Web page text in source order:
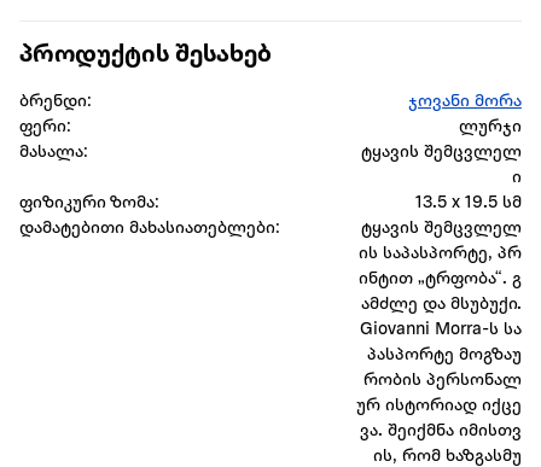
პროდუქტის შესახებ
ბრენდი:
ჯოვანი მორა
ფერი:
ლურჯი
მასალა:
ტყავის შემცვლელ
ი
ფიზიკური ზომა:
13.5 x 19.5 სმ
დამატებითი მახასიათებლები:
ტყავის შემცვლელ
ის საპასპორტე, პრ
ინტით „ტრფობა“. გ
ამძლე და მსუბუქი.
Giovanni Morra-ს სა
პასპორტე მოგზაუ
რობის პერსონალ
ურ ისტორიად იქცე
ვა. შეიქმნა იმისთვ
ის, რომ ხაზგასმუ